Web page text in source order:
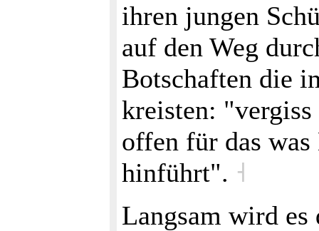
ihren jungen
auf den Weg
Botschaften die
kreisten:
offen für das
hinführt". ˧
Langsam wird